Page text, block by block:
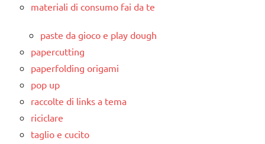
materiali di consumo fai da te
paste da gioco e play dough
papercutting
paperfolding origami
pop up
raccolte di links a tema
riciclare
taglio e cucito